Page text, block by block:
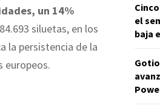
un 14%
siluetas, en los
la persistencia de la
europeos.
el
baja